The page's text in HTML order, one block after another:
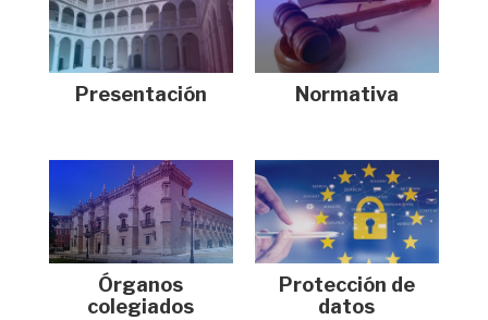
Presentación Normativa
Órganos
colegiados
Protección de
datos